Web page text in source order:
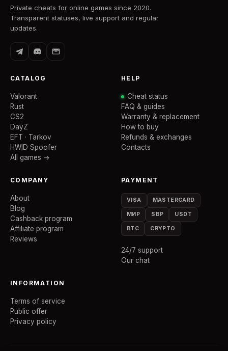
Private cheats for online games since 2020.
Transparent statuses, live support and regular
updates.
CATALOG
Valorant
Rust
CS2
DayZ
EFT · Tarkov
HWID Spoofer
All games →
HELP
Cheat status
FAQ & guides
Warranty & replacement
How to buy
Refunds & exchanges
Contacts
COMPANY
About
Blog
Cashback program
Affiliate program
Reviews
PAYMENT
VISA MASTERCARD
МИР SBP USDT
BTC CRYPTO
24/7 support
Our chat
INFORMATION
Terms of service
Public offer
Privacy policy